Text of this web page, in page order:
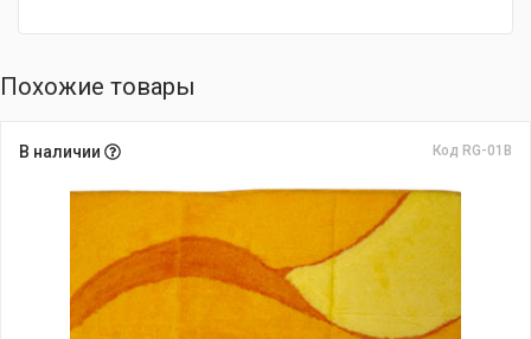
Похожие товары
В наличии Код RG-01В